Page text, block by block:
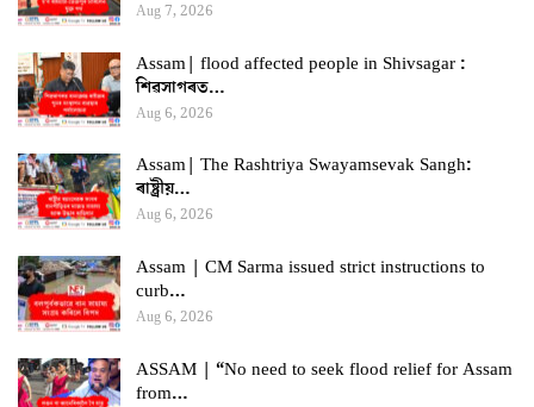
Aug 7, 2026
Assam| flood affected people in Shivsagar :
শিৱসাগৰত…
Aug 6, 2026
Assam| The Rashtriya Swayamsevak Sangh:
ৰাষ্ট্ৰীয়…
Aug 6, 2026
Assam | CM Sarma issued strict instructions to
curb…
Aug 6, 2026
ASSAM | “No need to seek flood relief for Assam
from…